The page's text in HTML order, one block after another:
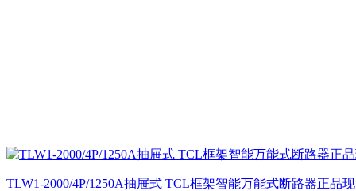
TLW1-2000/4P/1250A抽屉式 TCL框架智能万能式断路器正品